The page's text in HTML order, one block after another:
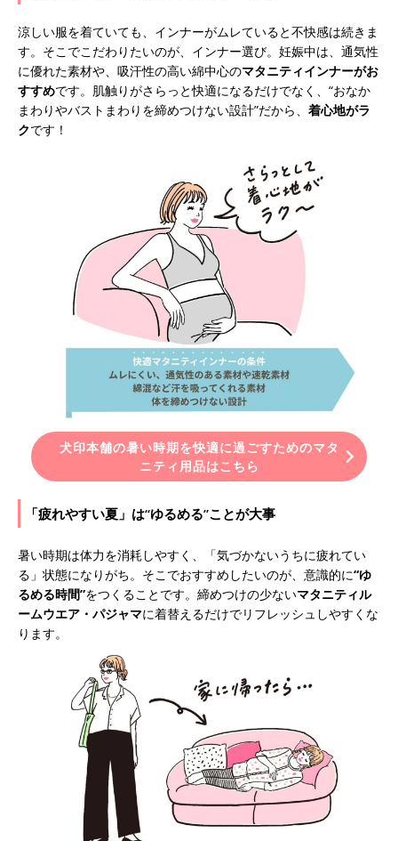
涼しい服を着ていても、インナーがムレていると不快感は続きま
す。そこでこだわりたいのが、インナー選び。妊娠中は、通気性
に優れた素材や、吸汗性の高い綿中心のマタニティインナーがお
すすめです。肌触りがさらっと快適になるだけでなく、“おなか
まわりやバストまわりを締めつけない設計”だから、 着心地がラ
クです！
犬印本舗の暑い時期を快適に過ごすためのマタ
ニティ用品はこちら
「疲れやすい夏」は“ゆるめる”ことが大事
暑い時期は体力を消耗しやすく、「気づかないうちに疲れてい
る」状態になりがち。そこでおすすめしたいのが、意識的に“ゆ
るめる時間”をつくることです。締めつけの少ないマタニティル
ームウエア・パジャマに着替えるだけでリフレッシュしやすくな
ります。